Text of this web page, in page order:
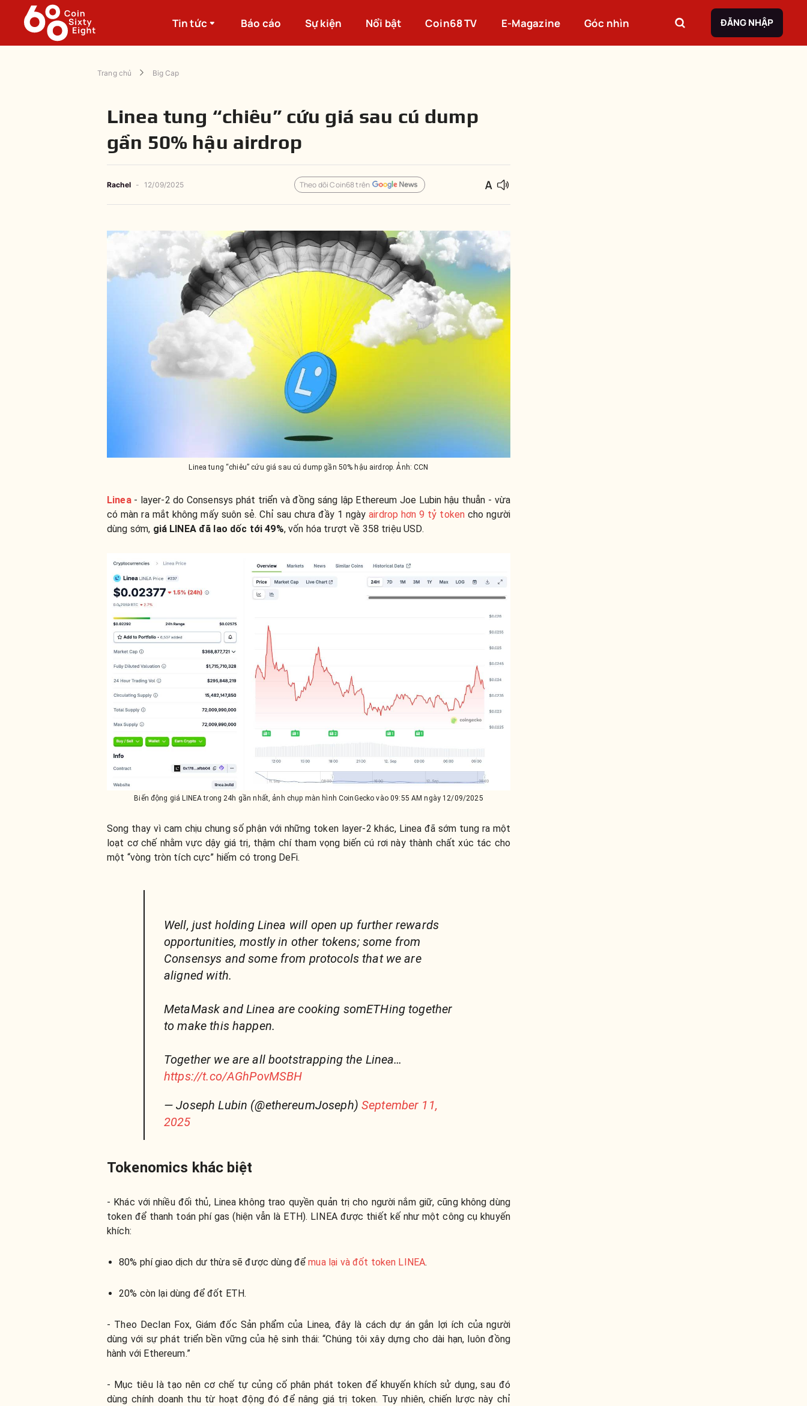
Tin tức Báo cáo Sự kiện Nổi bật Coin68 TV E-Magazine Góc nhìn ĐĂNG NHẬP
Trang chủ Big Cap
Linea tung “chiêu” cứu giá sau cú dump
gần 50% hậu airdrop
Rachel - 12/09/2025 Theo dõi Coin68 trên
Linea tung “chiêu” cứu giá sau cú dump gần 50% hậu airdrop. Ảnh: CCN
Linea- layer-2 do Consensys phát triển và đồng sáng lập Ethereum Joe Lubin hậu thuẫn - vừa
có màn ra mắt không mấy suôn sẻ. Chỉ sau chưa đầy 1 ngàyairdrop hơn 9 tỷ token cho người
dùng sớm, giá LINEA đã lao dốc tới 49%, vốn hóa trượt về 358 triệu USD.
Biến động giá LINEA trong 24h gần nhất, ảnh chụp màn hình CoinGecko vào 09:55 AM ngày 12/09/2025
Song thay vì cam chịu chung số phận với những token layer-2 khác, Linea đã sớm tung ra một
loạt cơ chế nhằm vực dậy giá trị, thậm chí tham vọng biến cú rơi này thành chất xúc tác cho
một “vòng tròn tích cực” hiếm có trong DeFi.
Well, just holding Linea will open up further rewards
opportunities, mostly in other tokens; some from
Consensys and some from protocols that we are
aligned with.
MetaMask and Linea are cooking somETHing together
to make this happen.
Together we are all bootstrapping the Linea…
https://t.co/AGhPovMSBH
— Joseph Lubin (@ethereumJoseph) September 11,
2025
Tokenomics khác biệt
- Khác với nhiều đối thủ, Linea không trao quyền quản trị cho người nắm giữ, cũng không dùng
token để thanh toán phí gas (hiện vẫn là ETH). LINEA được thiết kế như một công cụ khuyến
khích:
80% phí giao dịch dư thừa sẽ được dùng đểmua lại và đốt token LINEA.
20% còn lại dùng để đốt ETH.
- Theo Declan Fox, Giám đốc Sản phẩm của Linea, đây là cách dự án gắn lợi ích của người
dùng với sự phát triển bền vững của hệ sinh thái: “Chúng tôi xây dựng cho dài hạn, luôn đồng
hành với Ethereum.”
- Mục tiêu là tạo nên cơ chế tự củng cố phân phát token để khuyến khích sử dụng, sau đó
dùng chính doanh thu từ hoạt động đó để nâng giá trị token. Tuy nhiên, chiến lược này chỉ